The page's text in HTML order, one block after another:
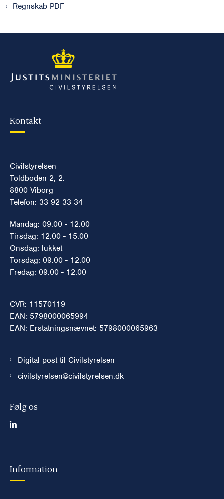
Regnskab PDF
Kontakt
Civilstyrelsen
Toldboden 2, 2.
8800 Viborg
Telefon: 33 92 33 34
Mandag: 09.00 - 12.00
Tirsdag: 12.00 - 15.00
Onsdag: lukket
Torsdag: 09.00 - 12.00
Fredag: 09.00 - 12.00
CVR: 11570119
EAN: 5798000065994
EAN: Erstatningsnævnet: 5798000065963
Digital post til Civilstyrelsen
civilstyrelsen@civilstyrelsen.dk
Følg os
Information